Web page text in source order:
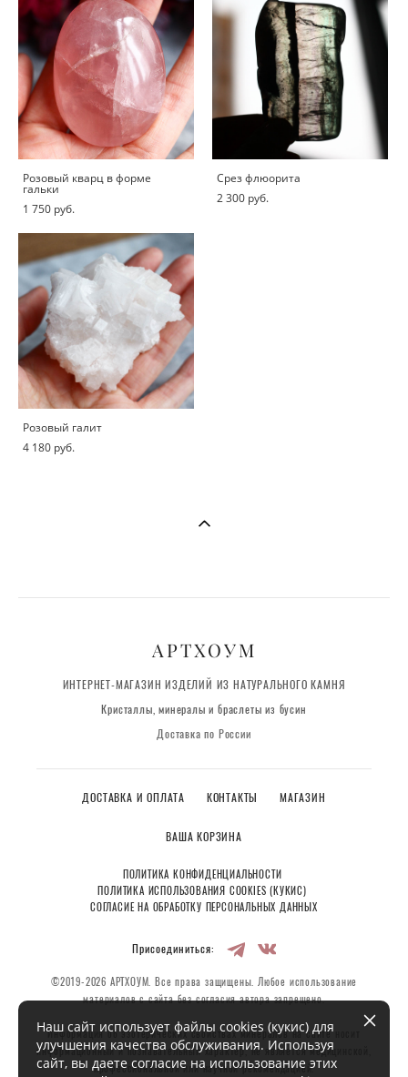
Розовый кварц в форме
гальки
1 750 pуб.
Срез флюорита
2 300 pуб.
Розовый галит
4 180 pуб.
АРТХОУМ
ИНТЕРНЕТ-МАГАЗИН ИЗДЕЛИЙ ИЗ НАТУРАЛЬНОГО КАМНЯ
Кристаллы, минералы и браслеты из бусин
Доставка по России
ДОСТАВКА И ОПЛАТА КОНТАКТЫ МАГАЗИН
ВАША КОРЗИНА
ПОЛИТИКА КОНФИДЕНЦИАЛЬНОСТИ
ПОЛИТИКА ИСПОЛЬЗОВАНИЯ COOKIES (КУКИС)
СОГЛАСИЕ НА ОБРАБОТКУ ПЕРСОНАЛЬНЫХ ДАННЫХ
Присоединиться:
©2019-2026 АРТХОУМ. Все права защищены. Любое использование
материалов с сайта без согласия автора запрещено.
Информация об эзотерических свойствах минералов на сайте носит
информационный и познавательный характер, не является медицинской,
профессиональной или научной рекомендацией.
Наш сайт использует файлы cookies (кукис) для
улучшения качества обслуживания. Используя
сайт, вы даете согласие на использование этих